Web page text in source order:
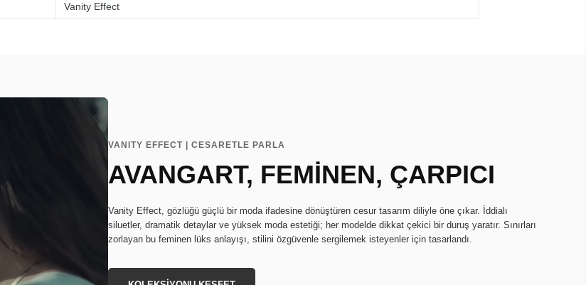
Vanity Effect
VANITY EFFECT | CESARETLE PARLA
AVANGART, FEMİNEN, ÇARPICI
Vanity Effect, gözlüğü güçlü bir moda ifadesine dönüştüren cesur tasarım diliyle öne çıkar. İddialı
siluetler, dramatik detaylar ve yüksek moda estetiği; her modelde dikkat çekici bir duruş yaratır. Sınırları
zorlayan bu feminen lüks anlayışı, stilini özgüvenle sergilemek isteyenler için tasarlandı.